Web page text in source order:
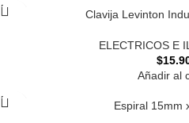
Clavija Levinton
ELECTRICOS E
$
Añadir al
Espiral 15mm